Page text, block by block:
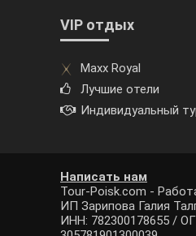
VIP отдых
Maxx Royal
Лучшие отели
Индивидуальный
Написать нам
Tour-Poisk.com -
ИП Зарипова Галия
ИНН: 782300178655 /